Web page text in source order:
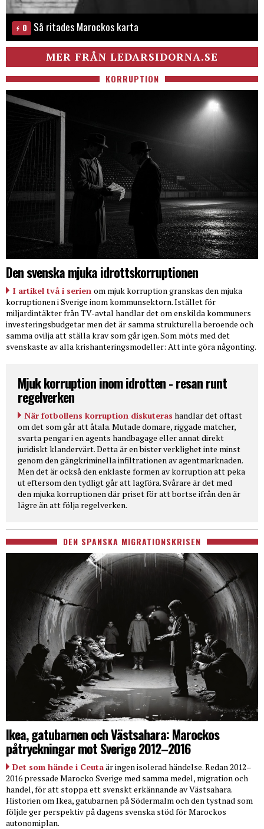
0 Så ritades Marockos karta
MER FRÅN LEDARSIDORNA.SE
KORRUPTION
Den svenska mjuka idrottskorruptionen
I artikel två i serien om mjuk korruption granskas den mjuka
korruptionen i Sverige inom kommunsektorn. Istället för
miljardintäkter från TV-avtal handlar det om enskilda kommuners
investeringsbudgetar men det är samma strukturella beroende och
samma ovilja att ställa krav som går igen. Som möts med det
svenskaste av alla krishanteringsmodeller: Att inte göra någonting.
Mjuk korruption inom idrotten - resan runt
regelverken
När fotbollens korruption diskuteras handlar det oftast
om det som går att åtala. Mutade domare, riggade matcher,
svarta pengar i en agents handbagage eller annat direkt
juridiskt klandervärt. Detta är en bister verklighet inte minst
genom den gängkriminella infiltrationen av agentmarknaden.
Men det är också den enklaste formen av korruption att peka
ut eftersom den tydligt går att lagföra. Svårare är det med
den mjuka korruptionen där priset för att bortse ifrån den är
lägre än att följa regelverken.
DEN SPANSKA MIGRATIONSKRISEN
Ikea, gatubarnen och Västsahara: Marockos
påtryckningar mot Sverige 2012–2016
Det som hände i Ceutaär ingen isolerad händelse. Redan 2012–
2016 pressade Marocko Sverige med samma medel, migration och
handel, för att stoppa ett svenskt erkännande av Västsahara.
Historien om Ikea, gatubarnen på Södermalm och den tystnad som
följde ger perspektiv på dagens svenska stöd för Marockos
autonomiplan.